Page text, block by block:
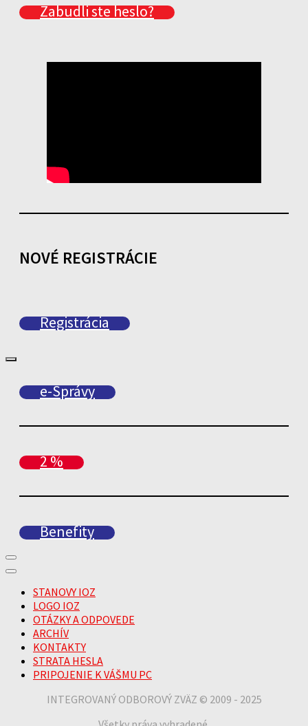
Zabudli ste heslo?
NOVÉ REGISTRÁCIE
Registrácia
e-Správy
2 %
Benefity
STANOVY IOZ
LOGO IOZ
OTÁZKY A ODPOVEDE
ARCHÍV
KONTAKTY
STRATA HESLA
PRIPOJENIE K VÁŠMU PC
INTEGROVANÝ ODBOROVÝ ZVÄZ © 2009 - 2025